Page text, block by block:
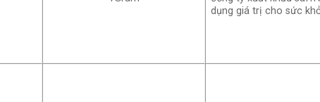
dụng giá trị cho sức